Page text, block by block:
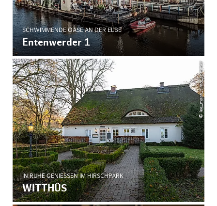
SCHWIMMENDE OASE AN DER ELBE
Entenwerder 1
© lee_maas_timo_sommer
IN RUHE GENIESSEN IM HIRSCHPARK
WITTHÜS